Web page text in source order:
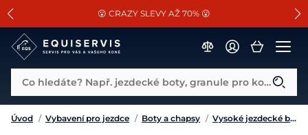
SLEVA 13% na vše od Cassini!
😮 CRAZY SLEVY AŽ 70% 😮
📐Pasování a doplňky k vybraným sedlům ZDARMA 🐴
Co hledáte? Např. jezdecké boty, granule pro koně...
Úvod / Vybavení pro jezdce / Boty a chapsy / Vysoké jezdecké boty